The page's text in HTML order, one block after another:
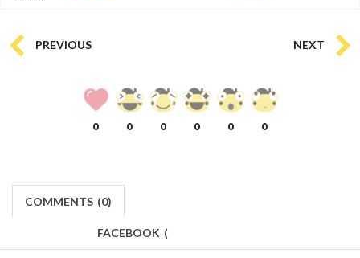
PREVIOUS NEXT
0 0 0 0 0 0
COMMENTS (0)
FACEBOOK (